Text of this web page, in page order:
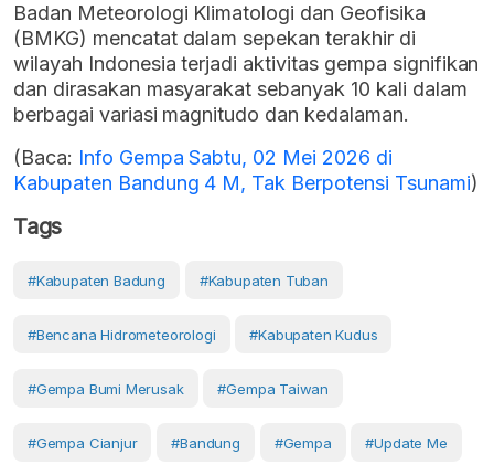
Badan Meteorologi Klimatologi dan Geofisika
(BMKG) mencatat dalam sepekan terakhir di
wilayah Indonesia terjadi aktivitas gempa signifikan
dan dirasakan masyarakat sebanyak 10 kali dalam
berbagai variasi magnitudo dan kedalaman.
(Baca: Info Gempa Sabtu, 02 Mei 2026 di
Kabupaten Bandung 4 M, Tak Berpotensi Tsunami)
Tags
#Kabupaten Badung #Kabupaten Tuban
#bencana Hidrometeorologi #Kabupaten Kudus
#gempa Bumi Merusak #gempa Taiwan
#gempa Cianjur #Bandung #gempa #Update Me